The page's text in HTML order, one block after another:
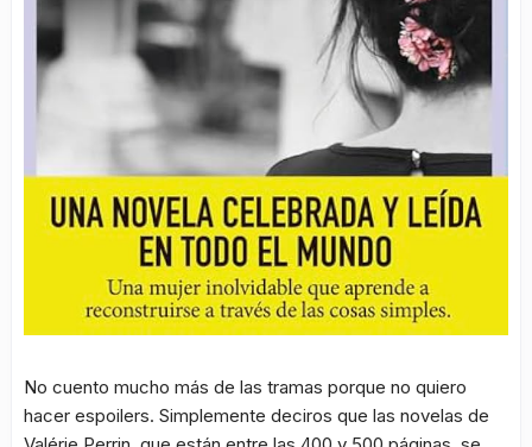
No cuento mucho más de las tramas porque no quiero
hacer espoilers. Simplemente deciros que las novelas de